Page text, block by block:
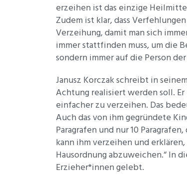
erzeihen ist das einzige
Zudem ist klar, dass
Verzeihung, damit man sich
immer stattfinden muss, um die
sondern immer auf die Person
Janusz Korczak schreibt in
Achtung realisiert werden soll.
einfacher zu verzeihen. Das
Auch das von ihm gegründete
Paragrafen und nur 10
kann ihm verzeihen und
Hausordnung abzuweichen.“ In
Erzieher*innen gelebt.